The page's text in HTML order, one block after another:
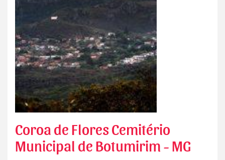
Coroa de Flores Cemitério
Municipal de Botumirim - MG